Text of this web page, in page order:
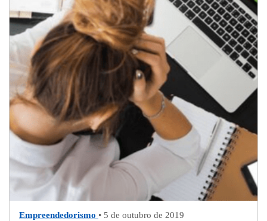
Empreendedorismo • 5 de outubro de 2019